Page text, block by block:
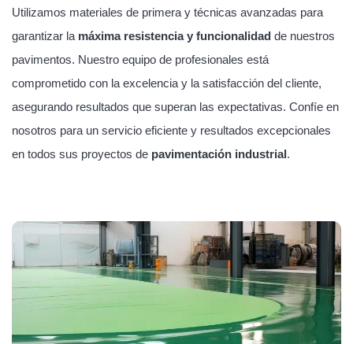
Utilizamos materiales de primera y técnicas avanzadas para
garantizar la máxima resistencia y funcionalidad de nuestros
pavimentos. Nuestro equipo de profesionales está
comprometido con la excelencia y la satisfacción del cliente,
asegurando resultados que superan las expectativas. Confíe en
nosotros para un servicio eficiente y resultados excepcionales
en todos sus proyectos de pavimentación industrial.